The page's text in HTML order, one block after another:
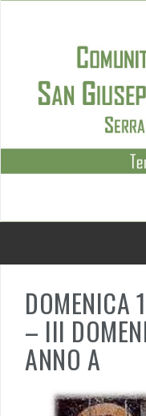
DOMENICA
– III
ANNO A